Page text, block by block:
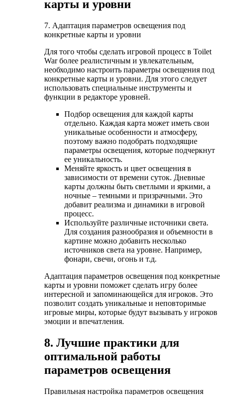
карты и уровни
7. Адаптация параметров освещения под
конкретные карты и уровни
Для того чтобы сделать игровой процесс в Toilet
War более реалистичным и увлекательным,
необходимо настроить параметры освещения под
конкретные карты и уровни. Для этого следует
использовать специальные инструменты и
функции в редакторе уровней.
Подбор освещения для каждой карты
отдельно. Каждая карта может иметь свои
уникальные особенности и атмосферу,
поэтому важно подобрать подходящие
параметры освещения, которые подчеркнут
ее уникальность.
Меняйте яркость и цвет освещения в
зависимости от времени суток. Дневные
карты должны быть светлыми и яркими, а
ночные – темными и призрачными. Это
добавит реализма и динамики в игровой
процесс.
Используйте различные источники света.
Для создания разнообразия и объемности в
картине можно добавить несколько
источников света на уровне. Например,
фонари, свечи, огонь и т.д.
Адаптация параметров освещения под конкретные
карты и уровни поможет сделать игру более
интересной и запоминающейся для игроков. Это
позволит создать уникальные и неповторимые
игровые миры, которые будут вызывать у игроков
эмоции и впечатления.
8. Лучшие практики для
оптимальной работы
параметров освещения
Правильная настройка параметров освещения